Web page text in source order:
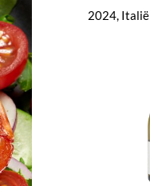
2024, Italië